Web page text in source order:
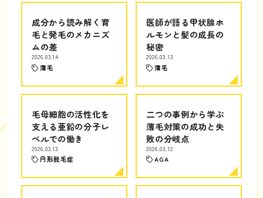
成分から読み解く育
毛と発毛のメカニズ
ムの差
2026.03.14
薄毛
医師が語る甲状腺ホ
ルモンと髪の成長の
秘密
2026.03.13
薄毛
毛母細胞の活性化を
支える亜鉛の分子レ
ベルでの働き
2026.03.13
円形脱毛症
二つの事例から学ぶ
薄毛対策の成功と失
敗の分岐点
2026.03.12
AGA